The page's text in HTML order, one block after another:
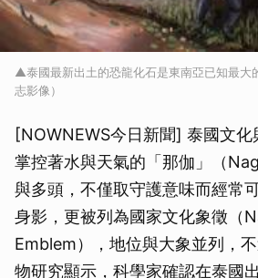
▲泰國最新出土的恐龍化石是東南亞已知最大
志影像）
[NOWNEWS今日新聞] 泰國文化
掌控著水與天氣的「那伽」（
與多頭，不僅取守護意味而經常
身影，更被列為國家文化象徵（
Emblem），地位與大象並列，
物研究顯示，科學家確認在泰國